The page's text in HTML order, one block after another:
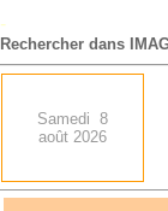
-
Rechercher dans
Samedi 8
août 2026